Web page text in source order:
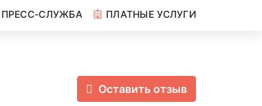
ПРЕСС-СЛУЖБА
ПЛАТНЫЕ УСЛУГИ
Оставить отзыв